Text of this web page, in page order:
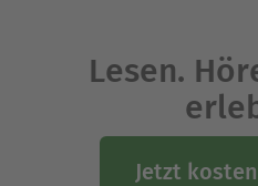
Lesen.
Jetzt